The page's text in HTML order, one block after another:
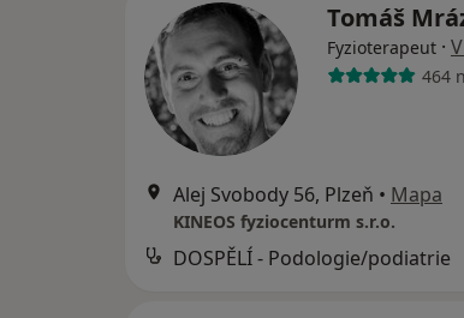
Tomáš
Fyzioterapeut ·
464
Alej Svobody 56, Plzeň • Mapa
KINEOS fyziocenturm s.r.o.
DOSPĚLÍ - Podologie/podiatrie